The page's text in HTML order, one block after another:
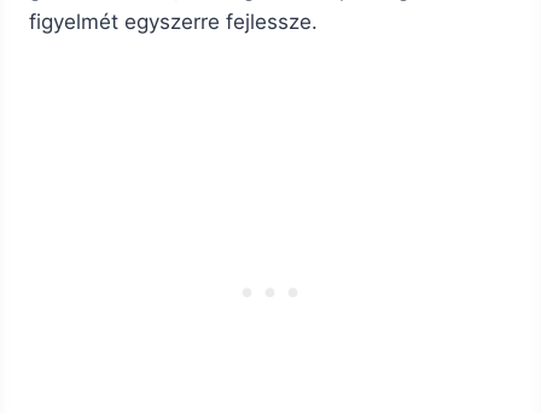
figyelmét egyszerre fejlessze.